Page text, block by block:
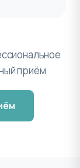
приём